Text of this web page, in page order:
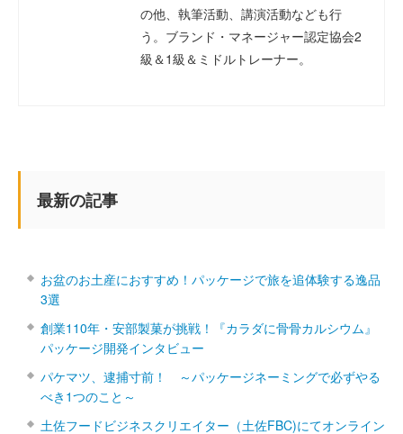
の他、執筆活動、講演活動なども行
う。ブランド・マネージャー認定協会2
級＆1級＆ミドルトレーナー。
最新の記事
お盆のお土産におすすめ！パッケージで旅を追体験する逸品
3選
創業110年・安部製菓が挑戦！『カラダに骨骨カルシウム』
パッケージ開発インタビュー
パケマツ、逮捕寸前！ ～パッケージネーミングで必ずやる
べき1つのこと～
土佐フードビジネスクリエイター（土佐FBC)にてオンライン